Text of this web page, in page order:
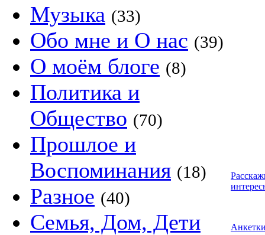
Музыка (33)
Обо мне и О нас (39)
О моём блоге (8)
Политика и
Общество (70)
Прошлое и
Воспоминания (18)
Разное (40)
Семья, Дом, Дети